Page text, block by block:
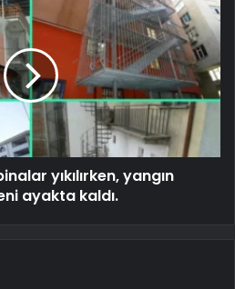
yıkılırken, yangın
ayakta kaldı.